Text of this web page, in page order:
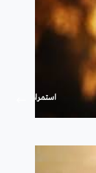
استمرار